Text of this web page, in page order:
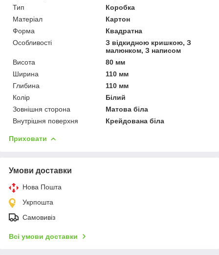
Тип
Коробка
Матеріал
Картон
Форма
Квадратна
Особливості
З відкидною кришкою, З
малюнком, З написом
Висота
80 мм
Ширина
110 мм
Глибина
110 мм
Колір
Білий
Зовнішня сторона
Матова біла
Внутрішня поверхня
Крейдована біла
Приховати
Умови доставки
Нова Пошта
Укрпошта
Самовивіз
Всі умови доставки